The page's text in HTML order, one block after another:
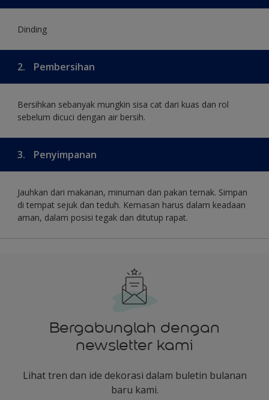
Dinding
2. Pembersihan
Bersihkan sebanyak mungkin sisa cat dari kuas dan rol
sebelum dicuci dengan air bersih.
3. Penyimpanan
Jauhkan dari makanan, minuman dan pakan ternak. Simpan
di tempat sejuk dan teduh. Kemasan harus dalam keadaan
aman, dalam posisi tegak dan ditutup rapat.
Bergabunglah dengan
newsletter kami
Lihat tren dan ide dekorasi dalam buletin bulanan
baru kami.